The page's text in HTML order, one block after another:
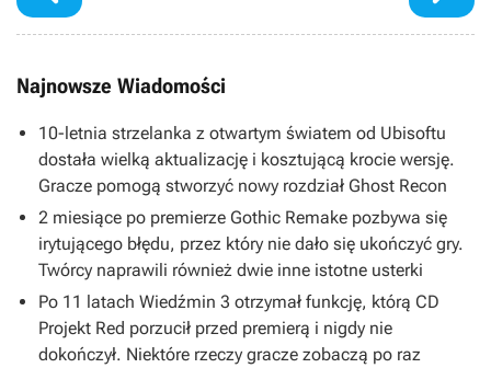
Najnowsze Wiadomości
10-letnia strzelanka z otwartym światem od Ubisoftu
dostała wielką aktualizację i kosztującą krocie wersję.
Gracze pomogą stworzyć nowy rozdział Ghost Recon
2 miesiące po premierze Gothic Remake pozbywa się
irytującego błędu, przez który nie dało się ukończyć gry.
Twórcy naprawili również dwie inne istotne usterki
Po 11 latach Wiedźmin 3 otrzymał funkcję, którą CD
Projekt Red porzucił przed premierą i nigdy nie
dokończył. Niektóre rzeczy gracze zobaczą po raz